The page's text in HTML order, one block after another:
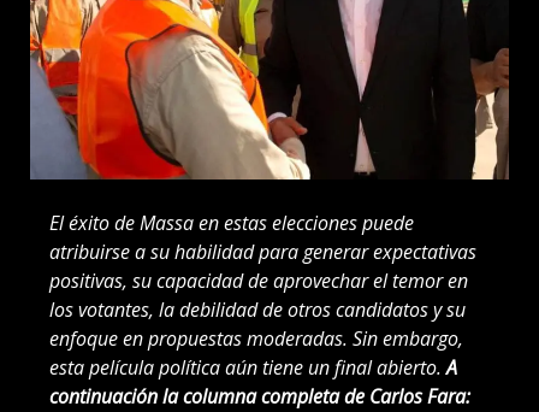
El éxito de Massa en estas elecciones puede
atribuirse a su habilidad para generar expectativas
positivas, su capacidad de aprovechar el temor en
los votantes, la debilidad de otros candidatos y su
enfoque en propuestas moderadas. Sin embargo,
esta película política aún tiene un final abierto.A
continuación la columna completa de Carlos Fara: